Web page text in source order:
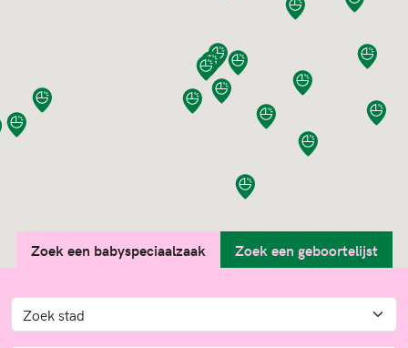
Zoek een babyspeciaalzaak Zoek een geboortelijst